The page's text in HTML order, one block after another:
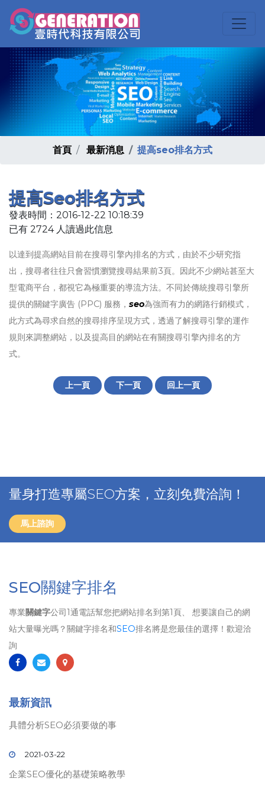
首頁 最新消息 提高seo排名方式
提高seo排名方式
發表時間：2016-12-22 10:18:39
已有 2724 人讀過此信息
以達到提高網站目前在搜尋引擎內排名的方式，由於不少研究指
出，搜尋者往往只會習慣瀏覽搜尋結果前3頁。因此不少網站甚至大
型電商平台，都視它為極重要的導流方法。不同於傳統搜尋引擎所
提供的關鍵字廣告 (PPC) 服務， seo為強而有力的網路行銷模式，
此方式為尋求自然的搜尋排序呈現方式，透過了解搜尋引擎的運作
規則來調整網站，以及提高目的網站在有關搜尋引擎內排名的方
式。
上一頁 下一頁 回上一頁
量身打造專屬SEO方案，立刻免費洽詢！
馬上諮詢
SEO關鍵字排名
專業關鍵字公司1通電話幫您把網站排名到第1頁、 想要讓自己的網
站大量曝光嗎？關鍵字排名和SEO排名將是您最佳的選擇！歡迎洽
詢
最新資訊
具體分析SEO必須要做的事
2021-03-22
企業SEO優化的基礎策略教學